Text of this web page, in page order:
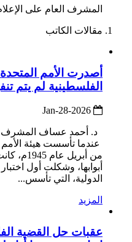
المشرف العام على
مقالات الكاتب
الفلسطينية لم يتم
د. أحمد عساف المشرف
عندما تأسست هيئة
من أبريل
أبوابها، وشكلت أول
الدولية، التي تأسس...
المزيد
عقبات حل القضية